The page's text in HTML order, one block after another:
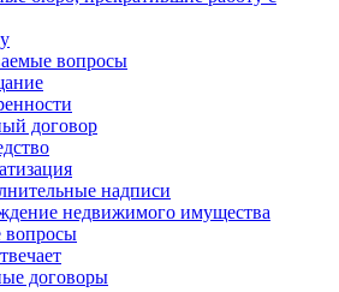
вопросы
договор
надписи
недвижимого имущества
договоры